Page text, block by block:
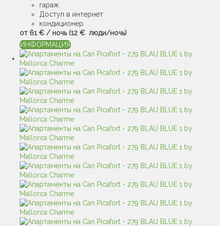
гараж
Доступ в интернет
кондиционер
от 61 € / ночь (12 € люди/ночь)
ИНФОРМАЦИЯ